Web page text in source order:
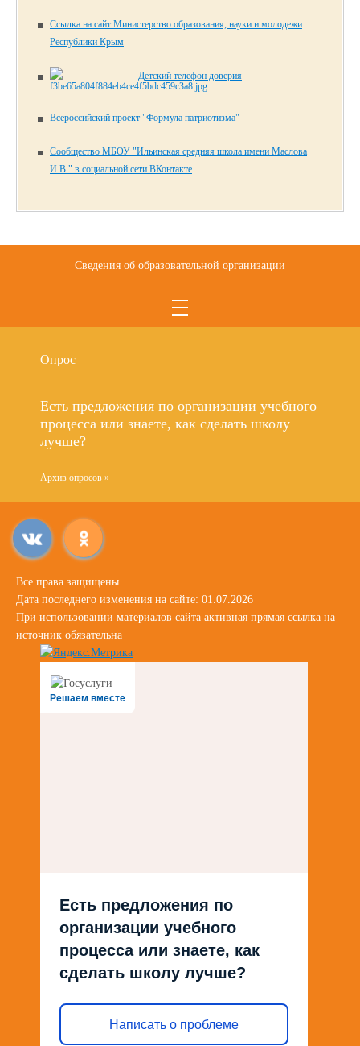
Ссылка на сайт Министерство образования, науки и молодежи
Республики Крым
Детский телефон доверия
Всероссийский проект "Формула патриотизма"
Сообщество МБОУ "Ильинская средняя школа имени Маслова
И.В." в социальной сети ВКонтакте
Сведения об образовательной организации
Опрос
Есть предложения по организации учебного
процесса или знаете, как сделать школу
лучше?
Архив опросов »
Все права защищены.
Дата последнего изменения на сайте: 01.07.2026
При использовании материалов сайта активная прямая ссылка на
источник обязательна
Решаем вместе
Есть предложения по
организации учебного
процесса или знаете, как
сделать школу лучше?
Написать о проблеме